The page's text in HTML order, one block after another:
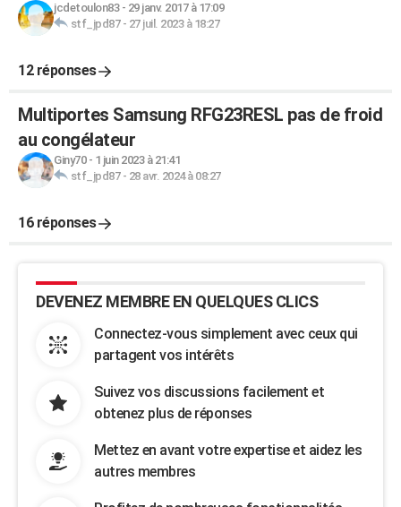
jcdetoulon83- 29 janv. 2017 à 17:09
stf_jpd87- 27 juil. 2023 à 18:27
12 réponses
Multiportes Samsung RFG23RESL pas de froid
au congélateur
Giny70- 1 juin 2023 à 21:41
stf_jpd87- 28 avr. 2024 à 08:27
16 réponses
DEVENEZ MEMBRE EN QUELQUES CLICS
Connectez-vous simplement avec ceux qui
partagent vos intérêts
Suivez vos discussions facilement et
obtenez plus de réponses
Mettez en avant votre expertise et aidez les
autres membres